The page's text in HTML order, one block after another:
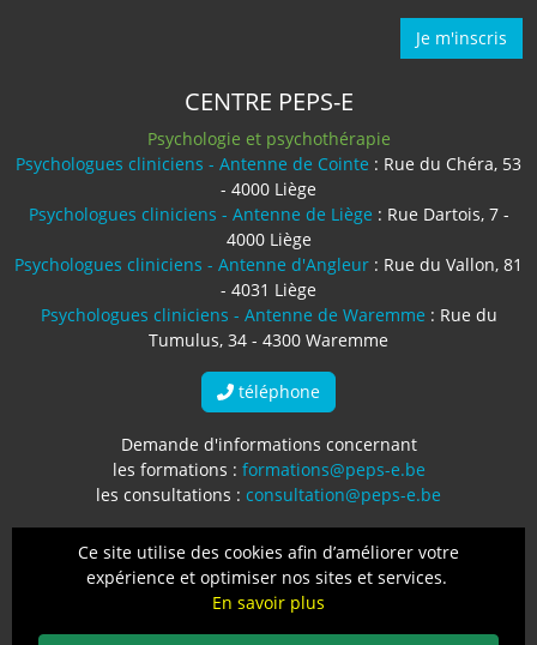
Je m'inscris
CENTRE PEPS-E
Psychologie et psychothérapie
Psychologues cliniciens - Antenne de Cointe : Rue du Chéra, 53
- 4000 Liège
Psychologues cliniciens - Antenne de Liège : Rue Dartois, 7 -
4000 Liège
Psychologues cliniciens - Antenne d'Angleur : Rue du Vallon, 81
- 4031 Liège
Psychologues cliniciens - Antenne de Waremme : Rue du
Tumulus, 34 - 4300 Waremme
téléphone
Demande d'informations concernant
les formations : formations@peps-e.be
les consultations : consultation@peps-e.be
Protection des données-Mentions légales-Conditions
générales
Ce site utilise des cookies afin d’améliorer votre
expérience et optimiser nos sites et services.
En savoir plus